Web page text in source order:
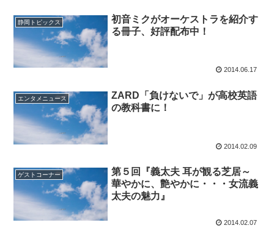
静岡トピックス
初音ミクがオーケストラを紹介す
る冊子、好評配布中！
2014.06.17
エンタメニュース
ZARD「負けないで」が高校英語
の教科書に！
2014.02.09
ゲストコーナー
第５回『義太夫 耳が観る芝居～
華やかに、艶やかに・・・女流義
太夫の魅力』
2014.02.07